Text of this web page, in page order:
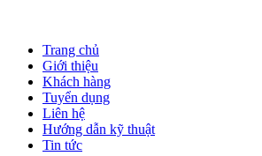
Trang chủ
Giới thiệu
Khách hàng
Tuyển dụng
Liên hệ
Hướng dẫn kỹ thuật
Tin tức